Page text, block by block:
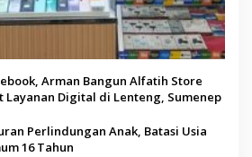
Arman Bangun Alfatih Store
Layanan Digital di Lenteng, Sumenep
Perlindungan Anak, Batasi Usia
16 Tahun